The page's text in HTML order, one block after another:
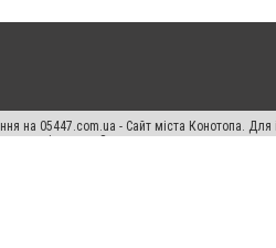
на 05447.com.ua - Сайт міста Конотопа.
переслідується Законом.